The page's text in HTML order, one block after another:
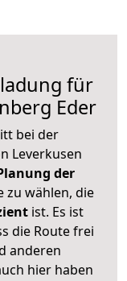
für
Eder
bei der
Leverkusen
der
zu wählen, die
ist. Es ist
die Route frei
anderen
hier haben